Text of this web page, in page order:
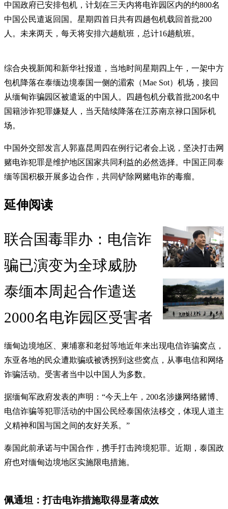
中国政府已安排包机，计划在三天内将电诈园区内的约800名
中国公民遣返回国。星期四首日共有四趟包机载回首批200
人。未来两天，每天将安排六趟航班，总计16趟航班。
综合央视新闻和新华社报道，当地时间星期四上午，一架中方
包机降落在泰缅边境泰国一侧的湄索（Mae Sot）机场，接回
从缅甸诈骗园区被遣返的中国人。四趟包机分载首批200名中
国籍涉诈犯罪嫌疑人，当天陆续降落在江苏南京禄口国际机
场。
中国外交部发言人郭嘉昆周四在例行记者会上说，坚决打击网
赌电诈犯罪是维护地区国家共同利益的必然选择。中国正同泰
缅等国积极开展多边合作，共同铲除网赌电诈的毒瘤。
延伸阅读
联合国毒罪办：电信诈
骗已演变为全球威胁
泰缅本周起合作遣送
2000名电诈园区受害者
缅甸边境地区、柬埔寨和老挝等地近年来出现电信诈骗窝点，
东亚各地的民众遭欺骗或被诱拐到这些窝点，从事电信和网络
诈骗活动。受害者当中以中国人为多数。
据缅甸军政府发表的声明：“今天上午，200名涉嫌网络赌博、
电信诈骗等犯罪活动的中国公民经泰国依法移交，体现人道主
义精神和国与国之间的友好关系。”
泰国此前承诺与中国合作，携手打击跨境犯罪。近期，泰国政
府也对缅甸边境地区实施限电措施。
佩通坦：打击电诈措施取得显著成效